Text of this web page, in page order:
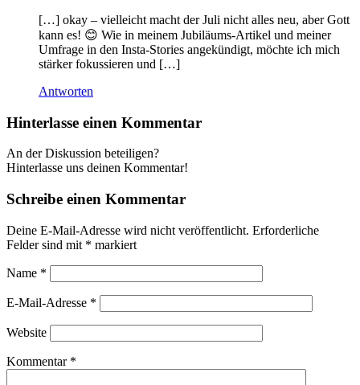
[…] okay – vielleicht macht der Juli nicht alles neu, aber Gott
kann es! 😊 Wie in meinem Jubiläums-Artikel und meiner
Umfrage in den Insta-Stories angekündigt, möchte ich mich
stärker fokussieren und […]
Antworten
Hinterlasse einen Kommentar
An der Diskussion beteiligen?
Hinterlasse uns deinen Kommentar!
Schreibe einen Kommentar
Deine E-Mail-Adresse wird nicht veröffentlicht. Erforderliche
Felder sind mit * markiert
Name *
E-Mail-Adresse *
Website
Kommentar *